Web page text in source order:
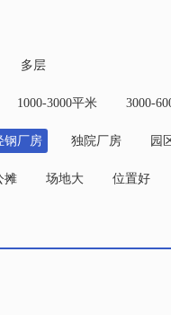
多层
1000-3000平米 3000-
钢厂房 独院厂房 园
摊 场地大 位置好